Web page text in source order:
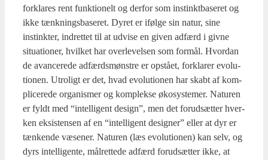
for­kla­res rent funk­tio­nelt og der­for som instinkt­ba­se­ret og
ikke tænk­nings­ba­se­ret. Dyret er iføl­ge sin natur, sine
instink­ter, ind­ret­tet til at udvi­se en given adfærd i giv­ne
situ­a­tio­ner, hvil­ket har over­le­vel­sen som for­mål. Hvor­dan
de avan­ce­re­de adfærds­møn­stre er opstå­et, for­kla­rer evo­lu­
tio­nen. Utro­ligt er det, hvad evo­lu­tio­nen har skabt af kom­
pli­ce­re­de orga­nis­mer og kom­plek­se øko­sy­ste­mer. Natu­ren
er fyldt med “intel­li­gent design”, men det for­ud­sæt­ter hver­
ken eksi­sten­sen af en “intel­li­gent desig­ner” eller at dyr er
tæn­ken­de væse­ner. Natu­ren (læs evo­lu­tio­nen) kan selv, og
dyrs intel­li­gen­te, mål­ret­te­de adfærd for­ud­sæt­ter ikke, at